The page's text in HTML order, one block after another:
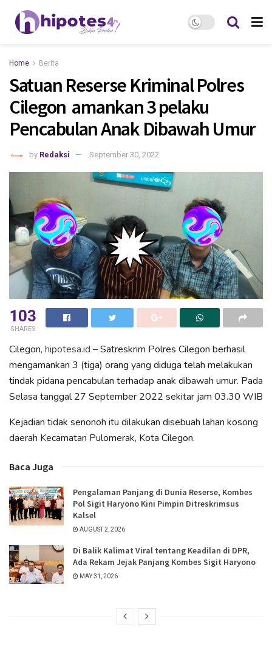
Home Berita
Satuan Reserse Kriminal Polres
Cilegon amankan 3 pelaku
Pencabulan Anak Dibawah Umur
by Redaksi September 30, 2022
103
SHARES
Cilegon, hipotesa.id – Satreskrim Polres Cilegon berhasil
mengamankan 3 (tiga) orang yang diduga telah melakukan
tindak pidana pencabulan terhadap anak dibawah umur. Pada
Selasa tanggal 27 September 2022 sekitar jam 03.30 WIB
Kejadian tidak senonoh itu dilakukan disebuah lahan kosong
daerah Kecamatan Pulomerak, Kota Cilegon.
Baca Juga
Pengalaman Panjang di Dunia Reserse, Kombes
Pol Sigit Haryono Kini Pimpin Ditreskrimsus
Kalsel
AUGUST 2, 2026
Di Balik Kalimat Viral tentang Keadilan di DPR,
Ada Rekam Jejak Panjang Kombes Sigit Haryono
MAY 31, 2026